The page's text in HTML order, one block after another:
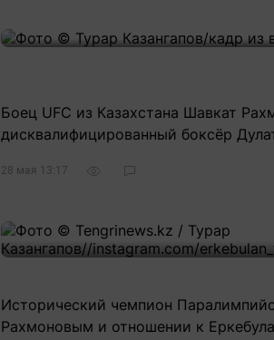
Боец UFC из Казахстана Шавкат
дисквалифицированный боксёр
28 мая 13:17
Исторический чемпион
Рахмоновым и отношении к